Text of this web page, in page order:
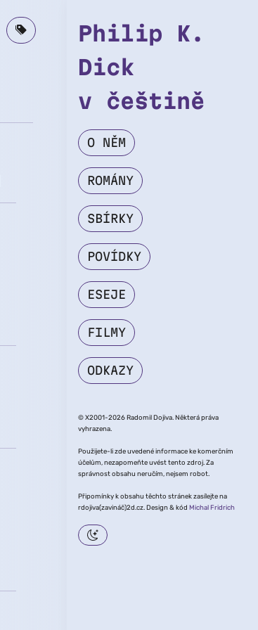
Philip K.
Dick
v češtině
O NĚM
ROMÁNY
SBÍRKY
POVÍDKY
ESEJE
FILMY
ODKAZY
© X2001-2026 Radomil Dojiva. Některá práva
vyhrazena.
Použijete-li zde uvedené informace ke komerčním
účelům, nezapomeňte uvést tento zdroj. Za
správnost obsahu neručím, nejsem robot.
Připomínky k obsahu těchto stránek zasílejte na
rdojiva(zavináč)2d.cz. Design & kód Michal Fridrich